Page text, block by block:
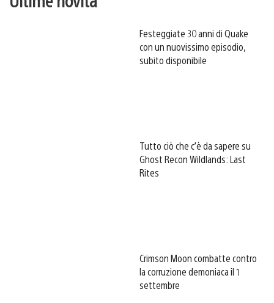
Festeggiate 30 anni di Quake
con un nuovissimo episodio,
subito disponibile
Tutto ciò che c’è da sapere su
Ghost Recon Wildlands: Last
Rites
Crimson Moon combatte contro
la corruzione demoniaca il 1
settembre